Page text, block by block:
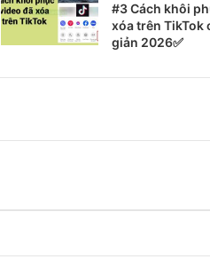
#3 Cách khôi
xóa trên TikTok
giản 2026✅